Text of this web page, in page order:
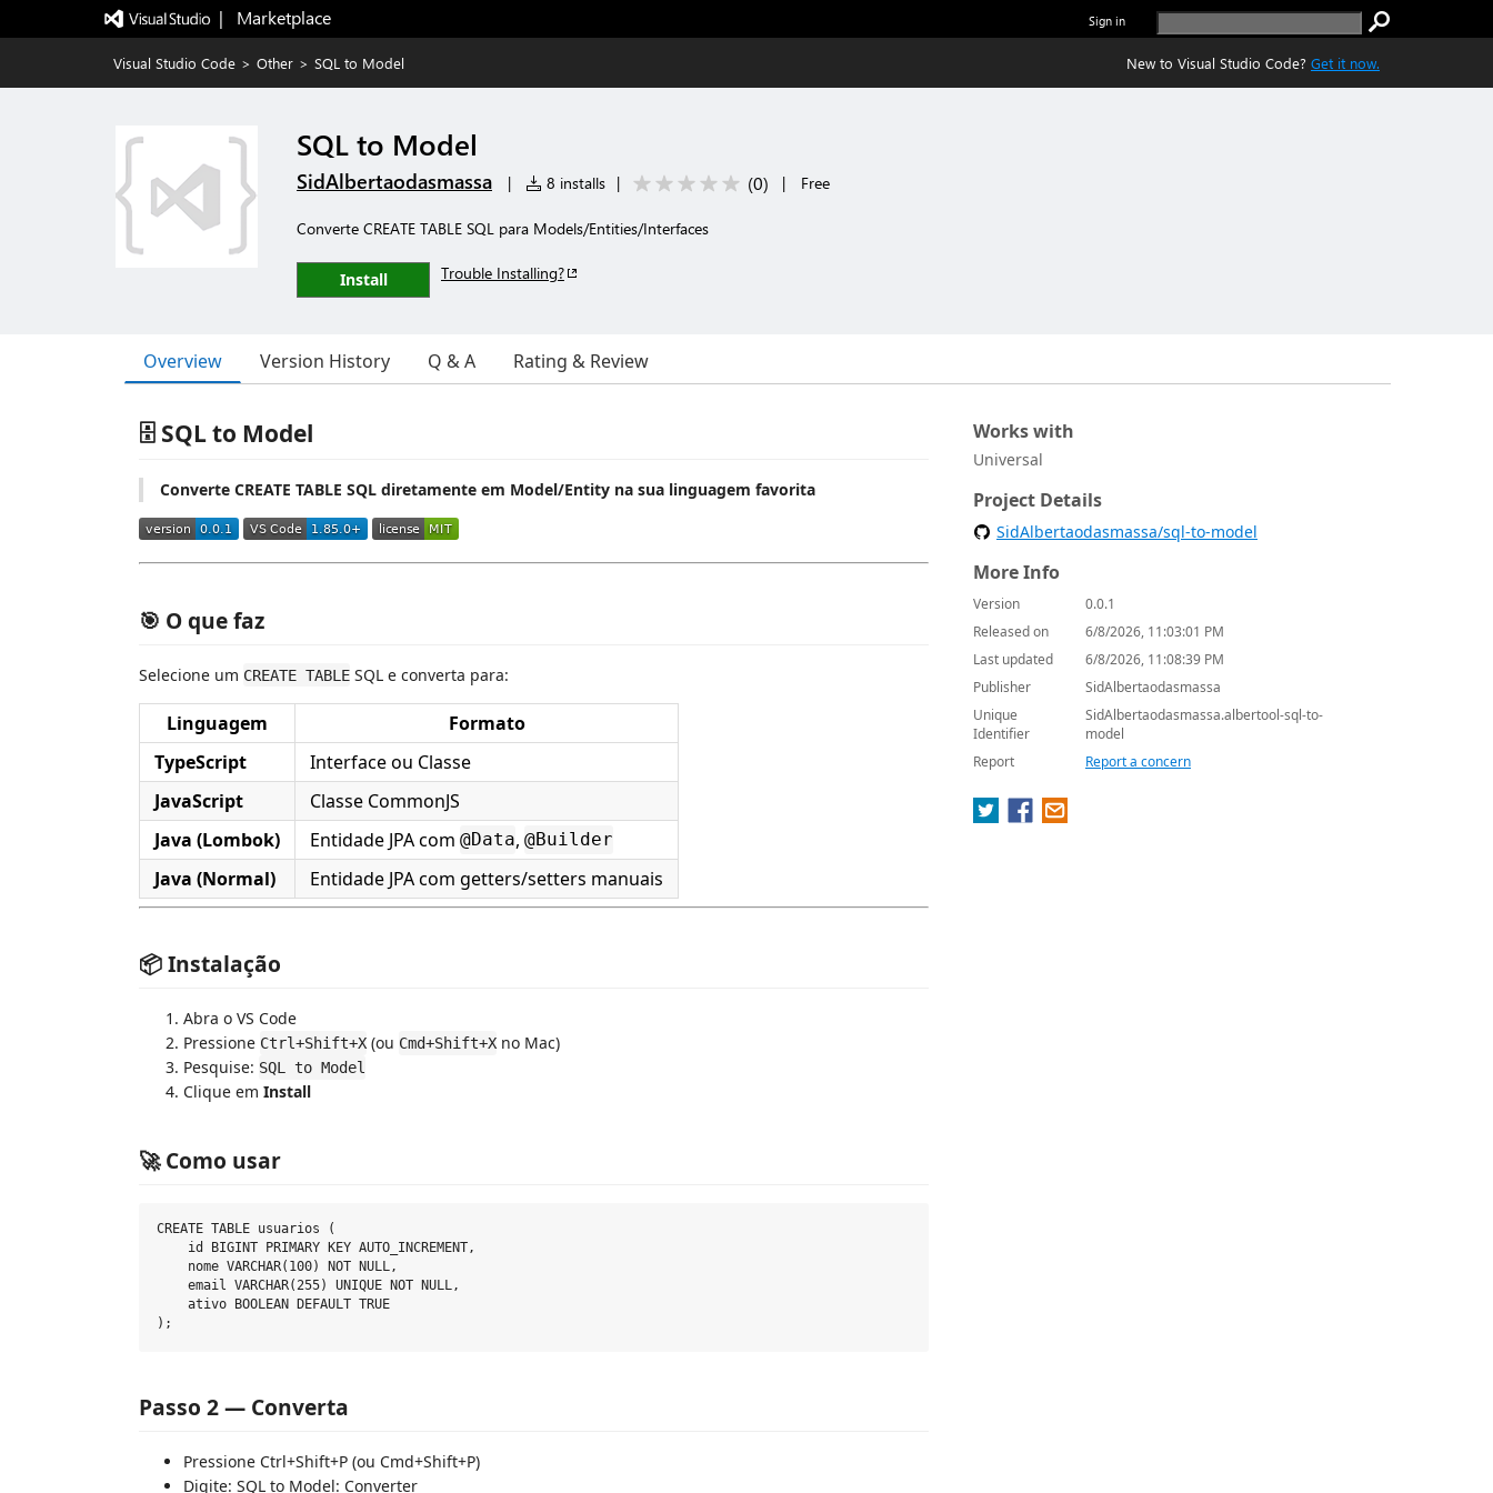
|   Marketplace Sign in
Visual Studio Code > Other > SQL to Model New to Visual Studio Code? Get it now.
SQL to Model
SidAlbertaodasmassa | 8 installs | (0) | Free
Converte CREATE TABLE SQL para Models/Entities/Interfaces
Install Trouble Installing?
Overview Version History Q & A Rating & Review
🗄️ SQL to Model
Converte CREATE TABLE SQL diretamente em Model/Entity na sua linguagem favorita
🎯 O que faz
Selecione um CREATE TABLE SQL e converta para:
Linguagem
Formato
TypeScript
Interface ou Classe
JavaScript
Classe CommonJS
Java (Lombok)
Entidade JPA com @Data, @Builder
Java (Normal) Entidade JPA com getters/setters manuais
📦 Instalação
Abra o VS Code
Pressione Ctrl+Shift+X (ou Cmd+Shift+X no Mac)
Pesquise: SQL to Model
Clique em Install
🚀 Como usar
CREATE TABLE usuarios (
    id BIGINT PRIMARY KEY AUTO_INCREMENT,
    nome VARCHAR(100) NOT NULL,
    email VARCHAR(255) UNIQUE NOT NULL,
    ativo BOOLEAN DEFAULT TRUE
Passo 2 — Converta
Pressione Ctrl+Shift+P (ou Cmd+Shift+P)
Digite: SQL to Model: Converter
Works with
Universal
Project Details
SidAlbertaodasmassa/sql-to-model
More Info
Version
0.0.1
Released on
6/8/2026, 11:03:01 PM
Last updated
6/8/2026, 11:08:39 PM
Publisher
SidAlbertaodasmassa
Unique
Identifier
SidAlbertaodasmassa.albertool-sql-to-
model
Report
Report a concern